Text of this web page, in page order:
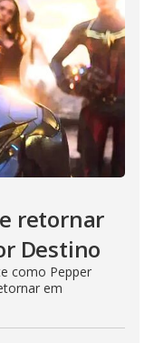
retornar
Destino
como Pepper
em